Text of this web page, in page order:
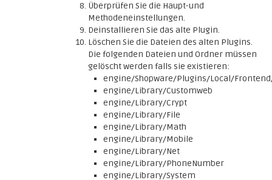
Überprüfen Sie die Haupt-und
Methodeneinstellungen.
Deinstallieren Sie das alte Plugin.
Löschen Sie die Dateien des alten Plugins.
Die folgenden Dateien und Ordner müssen
gelöscht werden falls sie existieren:
engine/Shopware/Plugins/Local/
engine/Library/Customweb
engine/Library/Crypt
engine/Library/File
engine/Library/Math
engine/Library/Mobile
engine/Library/Net
engine/Library/PhoneNumber
engine/Library/System